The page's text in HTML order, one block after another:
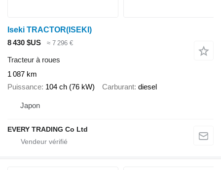
Iseki TRACTOR(ISEKI)
8 430 $US
≈ 7 296 €
Tracteur à roues
1 087 km
Puissance 104 ch (76 kW) Carburant diesel
Japon
EVERY TRADING Co Ltd